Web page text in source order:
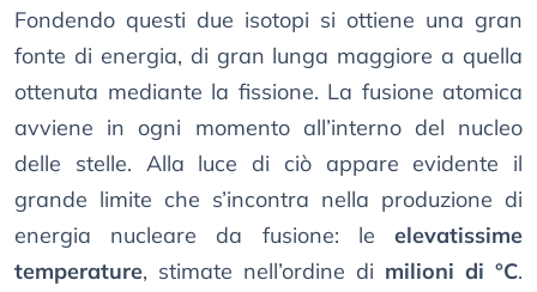
Fondendo questi due isotopi si ottiene una gran
fonte di energia, di gran lunga maggiore a quella
ottenuta mediante la fissione. La fusione atomica
avviene in ogni momento all’interno del nucleo
delle stelle. Alla luce di ciò appare evidente il
grande limite che s’incontra nella produzione di
energia nucleare da fusione: le elevatissime
temperature, stimate nell’ordine di milioni di °C.